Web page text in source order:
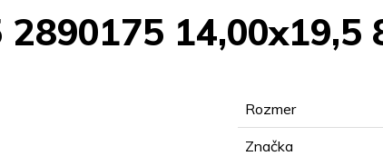
2890175 14,00x19,5
Rozmer
Značka